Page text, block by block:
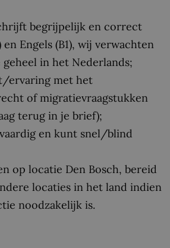
begrijpelijk en correct
en Engels (B1), wij verwachten
in het Nederlands;
ervaring met het
of migratievraagstukken
terug in je brief);
en kunt snel/blind
op locatie Den Bosch, bereid
locaties in het land indien
noodzakelijk is.